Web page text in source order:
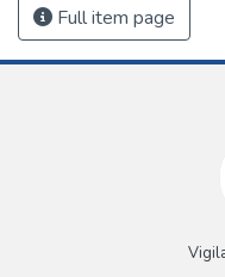
Full item page